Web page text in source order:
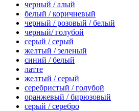
черный / алый
белый / коричневый
черный / розовый / белый
черный/ голубой
серый / серый
желтый / зеленый
синий / белый
латте
желтый / серый
серебристый / голубой
оранжевый / бирюзовый
серый / серебро